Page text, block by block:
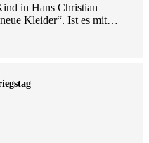
in Hans Christian
Kleider“. Ist es mit…